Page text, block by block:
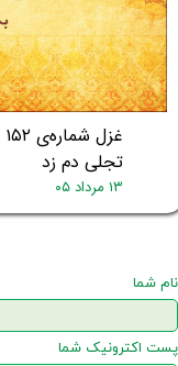
تجلی دم زد
۱۳ مرداد ۰۵
نام شما
پست اکترونیک شما